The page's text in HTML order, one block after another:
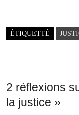
ÉTIQUETTÉ
2 réflexions
la justice »